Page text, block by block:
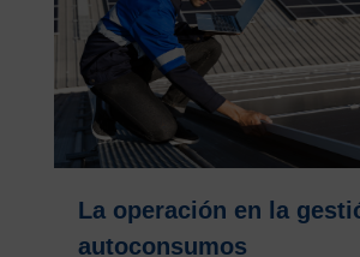
La operación en la
autoconsumos